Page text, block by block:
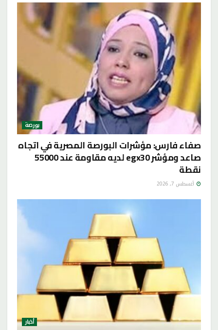
بورصة
صفاء فارس: مؤشرات البورصة المصرية في اتجاه
صاعد ومؤشر egx30 لديه مقاومة عند 55000
نقطة
أغسطس 7, 2026
أخبار